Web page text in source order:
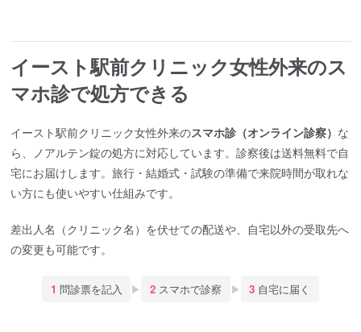
イースト駅前クリニック女性外来のス
マホ診で処方できる
イースト駅前クリニック女性外来のスマホ診（オンライン診察） な
ら、ノアルテン錠の処方に対応しています。診察後は送料無料で自
宅にお届けします。旅行・結婚式・試験の準備で来院時間が取れな
い方にも使いやすい仕組みです。
差出人名（クリニック名）を伏せての配送や、自宅以外の受取先へ
の変更も可能です。
1 問診票を記入 ▶ 2 スマホで診察 ▶ 3 自宅に届く